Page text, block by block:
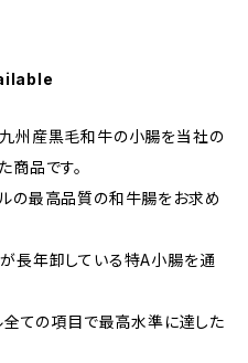
州産黒毛和牛の小腸を当社の
品です。
の最高品質の和牛腸をお求め
長年卸している特A小腸を通
全ての項目で最高水準に達した